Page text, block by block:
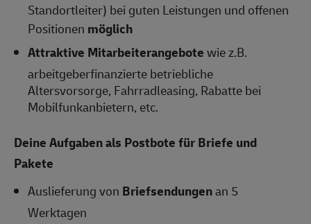
Standortleiter) bei guten Leistungen und offenen
Positionen möglich
Attraktive Mitarbeiterangebotewie z.B.
arbeitgeberfinanzierte betriebliche
Altersvorsorge, Fahrradleasing, Rabatte bei
Mobilfunkanbietern, etc.
Deine Aufgaben als Postbote für Briefe und
Pakete
Auslieferung von Briefsendungenan 5
Werktagen